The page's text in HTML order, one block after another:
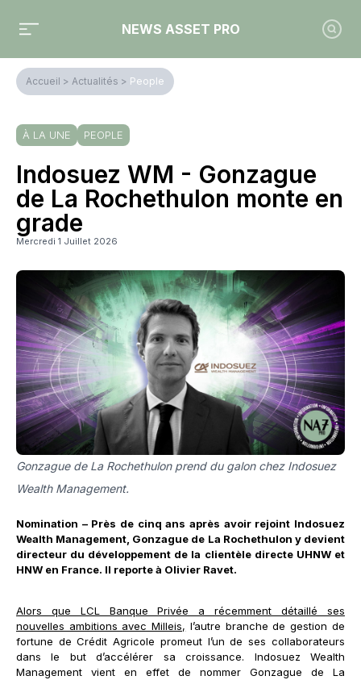
NEWS ASSET PRO
Accueil > Actualités > People
À LA UNE PEOPLE
Indosuez WM - Gonzague
de La Rochethulon monte en
grade
Mercredi 1 Juillet 2026
Gonzague de La Rochethulon prend du galon chez Indosuez
Wealth Management.
Nomination – Près de cinq ans après avoir rejoint Indosuez
Wealth Management, Gonzague de La Rochethulon y devient
directeur du développement de la clientèle directe UHNW et
HNW en France. Il reporte à Olivier Ravet.
Alors que LCL Banque Privée a récemment détaillé ses
nouvelles ambitions avec Milleis, l’autre branche de gestion de
fortune de Crédit Agricole promeut l’un de ses collaborateurs
dans le but d’accélérer sa croissance. Indosuez Wealth
Management vient en effet de nommer Gonzague de La